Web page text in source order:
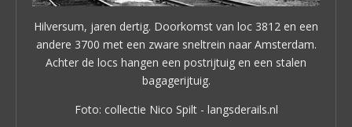
Hilversum, jaren dertig. Doorkomst van loc 3812 en een
andere 3700 met een zware sneltrein naar Amsterdam.
Achter de locs hangen een postrijtuig en een stalen
bagagerijtuig.
Foto: collectie Nico Spilt - langsderails.nl